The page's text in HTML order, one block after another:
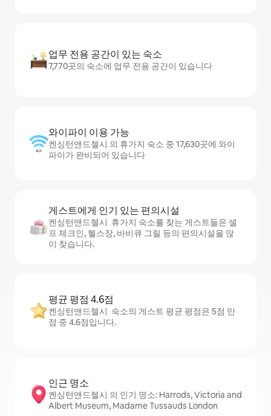
업무 전용 공간이 있는 숙소
7,770곳의 숙소에 업무 전용 공간이 있습니다
와이파이 이용 가능
켄싱턴앤드첼시 의 휴가지 숙소 중 17,630곳에 와이
파이가 완비되어 있습니다
게스트에게 인기 있는 편의시설
켄싱턴앤드첼시 휴가지 숙소를 찾는 게스트들은 셀
프 체크인, 헬스장, 바비큐 그릴 등의 편의시설을 많
이 찾습니다.
평균 평점 4.6점
켄싱턴앤드첼시 숙소의 게스트 평균 평점은 5점 만
점 중 4.6점입니다.
인근 명소
켄싱턴앤드첼시 의 인기 명소: Harrods, Victoria and
Albert Museum, Madame Tussauds London